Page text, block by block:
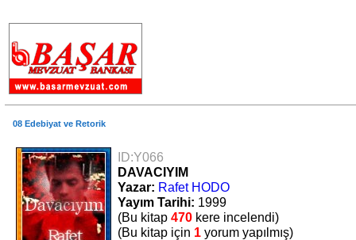
08 Edebiyat ve Retorik
ID:Y066
DAVACIYIM
Yazar: Rafet HODO
Yayım Tarihi: 1999
(Bu kitap 470 kere incelendi)
(Bu kitap için 1 yorum yapılmış)